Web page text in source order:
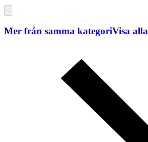
Mer från samma kategoriVisa alla